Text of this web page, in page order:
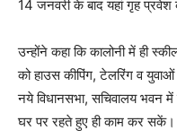
14 जनवरी के बाद यहां गृह प्रवेश
उन्होंने कहा कि कालोनी में ही
को हाउस कीपिंग, टेलरिंग व
नये विधानसभा, सचिवालय भवन में
घर पर रहते हुए ही काम कर सकें।